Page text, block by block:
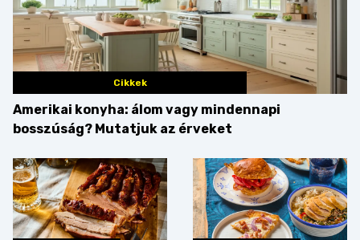
Cikkek
Amerikai konyha: álom vagy mindennapi
bosszúság? Mutatjuk az érveket